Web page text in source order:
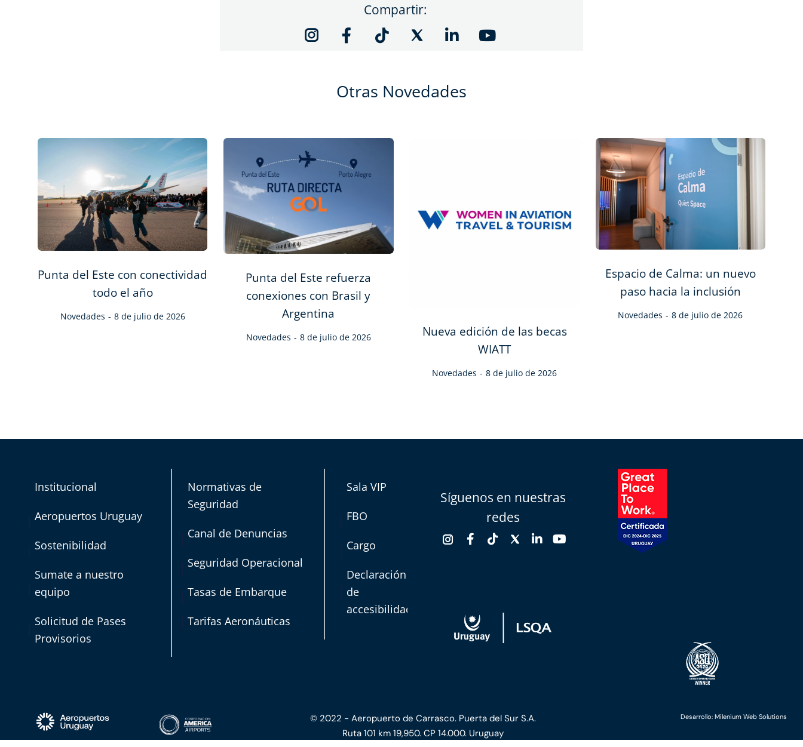
Compartir:
Otras Novedades
Punta del Este con conectividad
todo el año
Novedades 8 de julio de 2026
Punta del Este refuerza
conexiones con Brasil y
Argentina
Novedades 8 de julio de 2026
Nueva edición de las becas
WIATT
Novedades 8 de julio de 2026
Espacio de Calma: un nuevo
paso hacia la inclusión
Novedades 8 de julio de 2026
Institucional
Aeropuertos Uruguay
Sostenibilidad
Sumate a nuestro
equipo
Solicitud de Pases
Provisorios
Normativas de
Seguridad
Canal de Denuncias
Seguridad Operacional
Tasas de Embarque
Tarifas Aeronáuticas
Sala VIP
FBO
Cargo
Declaración
de
accesibilidad
Síguenos en nuestras
redes
© 2022 - Aeropuerto de Carrasco. Puerta del Sur S.A.
Ruta 101 km 19,950. CP 14.000. Uruguay
Desarrollo: Milenium Web Solutions